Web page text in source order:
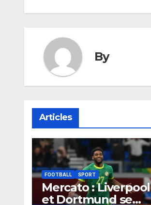
l’article
By
Articles
FOOTBALL SPORT
Mercato : Liverpool
et Dortmund se